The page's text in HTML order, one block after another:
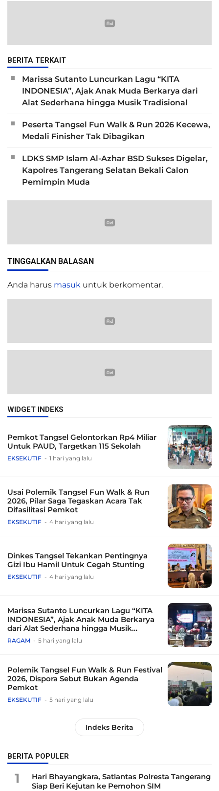
BERITA TERKAIT
Marissa Sutanto Luncurkan Lagu “KITA
INDONESIA”, Ajak Anak Muda Berkarya dari
Alat Sederhana hingga Musik Tradisional
Peserta Tangsel Fun Walk & Run 2026 Kecewa,
Medali Finisher Tak Dibagikan
LDKS SMP Islam Al-Azhar BSD Sukses Digelar,
Kapolres Tangerang Selatan Bekali Calon
Pemimpin Muda
TINGGALKAN BALASAN
Anda harus masuk untuk berkomentar.
WIDGET INDEKS
Pemkot Tangsel Gelontorkan Rp4 Miliar
Untuk PAUD, Targetkan 115 Sekolah
EKSEKUTIF 1 hari yang lalu
Usai Polemik Tangsel Fun Walk & Run
2026, Pilar Saga Tegaskan Acara Tak
Difasilitasi Pemkot
EKSEKUTIF 4 hari yang lalu
Dinkes Tangsel Tekankan Pentingnya
Gizi Ibu Hamil Untuk Cegah Stunting
EKSEKUTIF 4 hari yang lalu
Marissa Sutanto Luncurkan Lagu “KITA
INDONESIA”, Ajak Anak Muda Berkarya
dari Alat Sederhana hingga Musik
Tradisional
RAGAM 5 hari yang lalu
Polemik Tangsel Fun Walk & Run Festival
2026, Dispora Sebut Bukan Agenda
Pemkot
EKSEKUTIF 5 hari yang lalu
Indeks Berita
BERITA POPULER
1
Hari Bhayangkara, Satlantas Polresta Tangerang
Siap Beri Kejutan ke Pemohon SIM